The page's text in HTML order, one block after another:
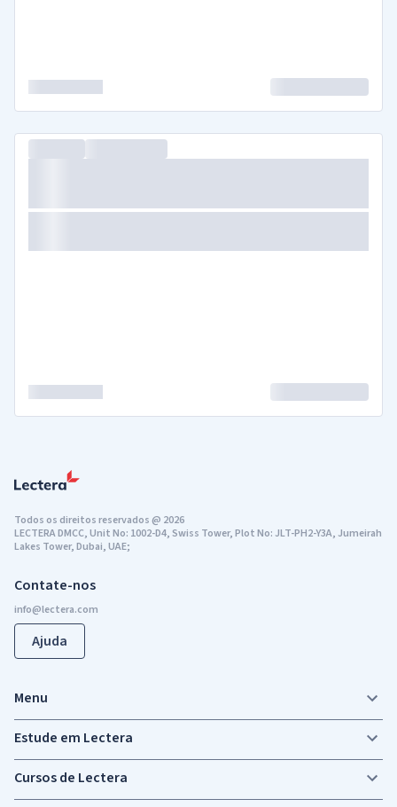
Contate-nos
Ajuda
Todos os direitos reservados@ 2026
LECTERA DMCC, Unit No: 1002-D4, Swiss Tower, Plot No: JLT-PH2-Y3A, Jumeirah
Lakes Tower, Dubai, UAE;
Menu
Estude em Lectera
Cursos de Lectera